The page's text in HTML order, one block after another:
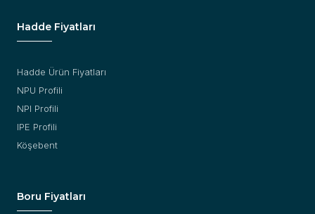
Hadde Fiyatları
Hadde Ürün Fiyatları
NPU Profili
NPI Profili
IPE Profili
Köşebent
Boru Fiyatları